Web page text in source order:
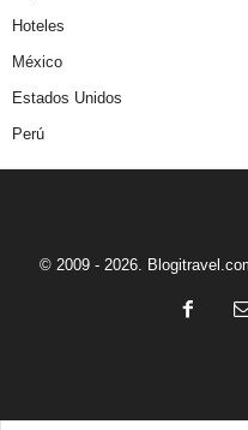
Hoteles
México
Estados Unidos
Perú
© 2009 - 2026.